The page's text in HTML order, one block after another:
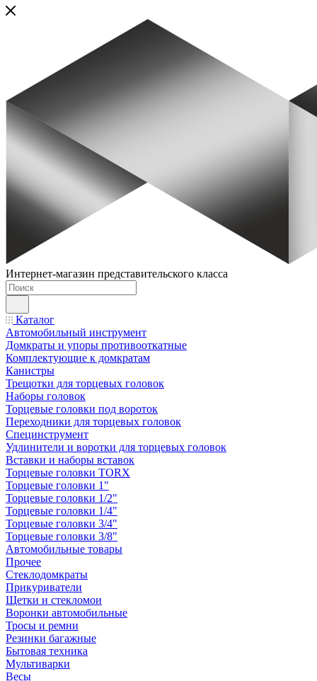
Интернет-магазин представительского класса
Каталог
Автомобильный инструмент
Домкраты и упоры противооткатные
Комплектующие к домкратам
Канистры
Трещотки для торцевых головок
Наборы головок
Торцевые головки под вороток
Переходники для торцевых головок
Специнструмент
Удлинители и воротки для торцевых головок
Вставки и наборы вставок
Торцевые головки TORX
Торцевые головки 1"
Торцевые головки 1/2"
Торцевые головки 1/4"
Торцевые головки 3/4"
Торцевые головки 3/8"
Автомобильные товары
Прочее
Стеклодомкраты
Прикуриватели
Щетки и стекломои
Воронки автомобильные
Тросы и ремни
Резинки багажные
Бытовая техника
Мультиварки
Весы